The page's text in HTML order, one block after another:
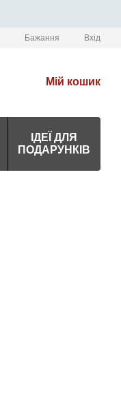
Бажання Вхід
Мій кошик
ІДЕЇ ДЛЯ
ПОДАРУНКІВ